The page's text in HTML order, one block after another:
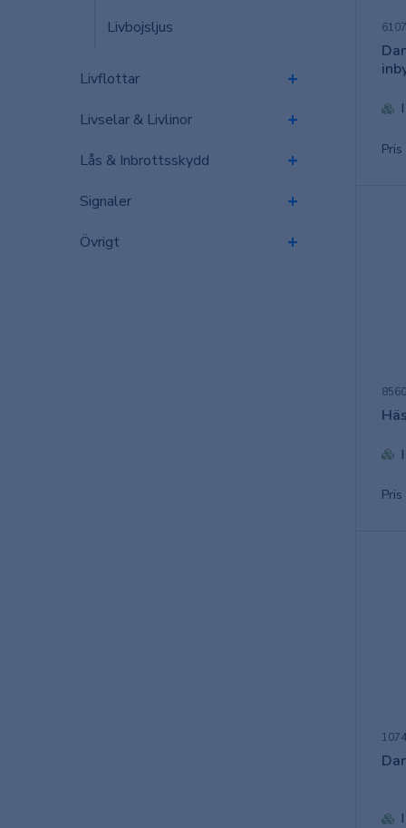
Livbojsljus
Livflottar
Livselar & Livlinor
Lås & Inbrottsskydd
Signaler
Övrigt